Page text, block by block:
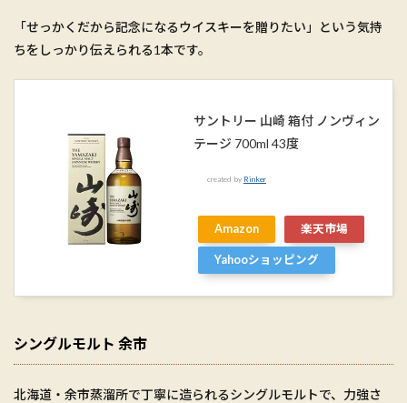
「せっかくだから記念になるウイスキーを贈りたい」という気持
ちをしっかり伝えられる1本です。
サントリー 山崎 箱付 ノンヴィン
テージ 700ml 43度
created by Rinker
Amazon 楽天市場
Yahooショッピング
シングルモルト 余市
北海道・余市蒸溜所で丁寧に造られるシングルモルトで、力強さ